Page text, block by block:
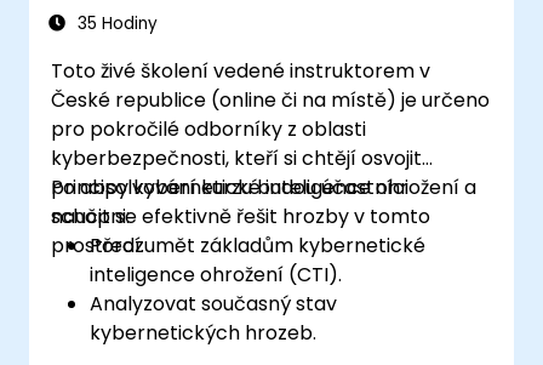
35 Hodiny
Toto živé školení vedené instruktorem v
České republice (online či na místě) je určeno
pro pokročilé odborníky z oblasti
kyberbezpečnosti, kteří si chtějí osvojit
principy kybernetické inteligence ohrožení a
naučit se efektivně řešit hrozby v tomto
prostředí.
Po absolvování kurzu budou účastníci
schopni:
Porozumět základům kybernetické
inteligence ohrožení (CTI).
Analyzovat současný stav
kybernetických hrozeb.